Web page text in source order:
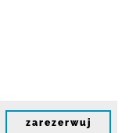
zarezerwuj